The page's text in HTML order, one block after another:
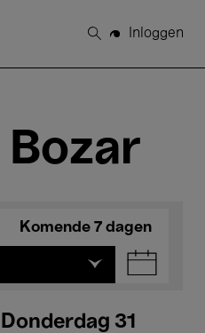
Zoeken
Inloggen
Bozar
Komende 7 dagen
31